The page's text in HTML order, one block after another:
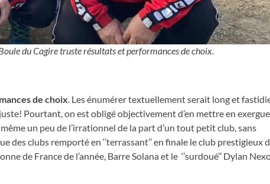
du Cagire truste résultats et performances de choix.
Cagire
de choix . Les énumérer textuellement serait long et
Pourtant, on est obligé objectivement d’en mettre en exergue
un peu de l’irrationnel de la part d’un tout petit club, sans
clubs remporté en ‘’terrassant’’ en finale le club prestigieux
de France de l’année, Barre Solana et le ‘’surdoué’’ Dylan